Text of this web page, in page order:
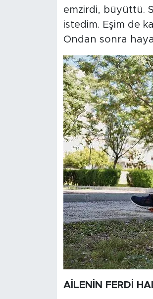
emzirdi, büyüttü.
istedim. Eşim de
Ondan sonra
AİLENİN FERDİ